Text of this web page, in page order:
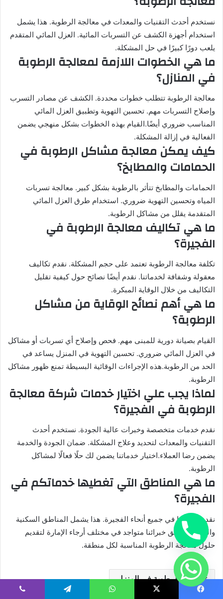
نستخدم أحدث التقنيات والمعدات في معالجة الرطوبة. هذا يشمل
استخدام أجهزة الكشف عن التسربات المائية. العزل المائي المتقدم
يلعب دورًا كبيرًا في حل المشكلة.
ما هي الخطوات اللازمة لمعالجة الرطوبة
في المنازل؟
معالجة الرطوبة تتطلب خطوات محددة. الكشف عن مصادر التسرب
وإصلاح التسربات مهم. تحسين التهوية وتطبيق العزل المائي
المناسب ضروري أيضًا.القيام بهذه الخطوات بشكل منهجي يضمن
الفعالية في إزالة المشكلة.
كيف يمكن معالجة مشاكل الرطوبة في
الحمامات والمطابخ؟
الحمامات والمطابخ تتأثر بالرطوبة بشكل كبير. معالجة تسربات
المياه وتحسين التهوية ضروري. استخدام طرق العزل المائي
المتقدمة يقلل من مشاكل الرطوبة.
ما هي تكاليف معالجة الرطوبة في
الفجيرة؟
تكلفة معالجة الرطوبة تعتمد على حجم المشكلة. نقدم تكاليف
معقولة وشفافة لخدماتنا. نقدم أيضًا نصائح حول كيفية تقليل
التكاليف من خلال الوقاية المبكرة.
ما هي أهم نصائح الوقاية من مشاكل
الرطوبة؟
القيام بصيانة دورية للمبنى مهم. فحص وإصلاح أي تسربات أو مشاكل
في العزل المائي ضروري. تحسين التهوية في المنزل يساعد في
الحد من الرطوبة.هذه الإجراءات الوقائية البسيطة تمنع ظهور مشاكل
الرطوبة.
لماذا يجب علي اختيار خدمات شركة معالجة
الرطوبة في الفجيرة؟
نقدم خدمات متخصصة وخبرات عالية الجودة. نستخدم أحدث
التقنيات والمعدات لتحديد وعلاج المشكلة. ضمان الجودة والخدمة
يضمن رضا العملاء.اختيار خدماتنا يضمن لك حلًا فعالًا لمشاكل
الرطوبة.
ما هي المناطق التي تغطيها خدماتكم في
الفجيرة؟
نقدم خدماتنا في جميع أنحاء الفجيرة. هذا يشمل المناطق السكنية
والتجارية. فريق خبرائنا متواجد في مختلف أرجاء الإمارة لتقديم
حلول معالجة الرطوبة المناسبة لكل منطقة.
أسباب الرطوبة في المنزل